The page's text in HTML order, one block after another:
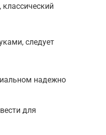
следует
надежно
для